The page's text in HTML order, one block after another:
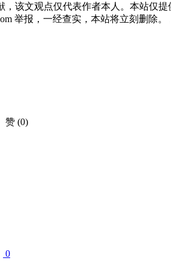
该文观点仅代表作者本人。本站仅
举报，一经查实，本站将立刻删除
赞 (0)
0